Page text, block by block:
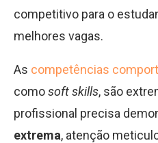
competitivo para o
melhores vagas.
As competências
comosoft skills, são
profissional precisa
extrema, atenção